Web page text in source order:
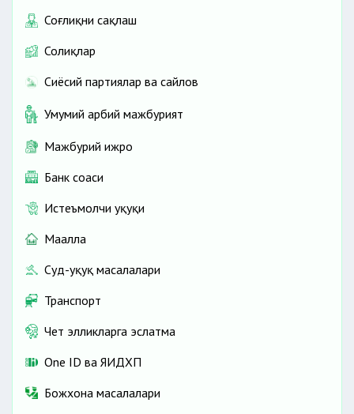
Соғлиқни сақлаш
Солиқлар
Сиёсий партиялар ва сайлов
Умумий ҳарбий мажбурият
Мажбурий ижро
Банк соҳаси
Истеъмолчи ҳуқуқи
Маҳалла
Суд-ҳуқуқ масалалари
Транспорт
Чет элликларга эслатма
One ID ва ЯИДХП
Божхона масалалари